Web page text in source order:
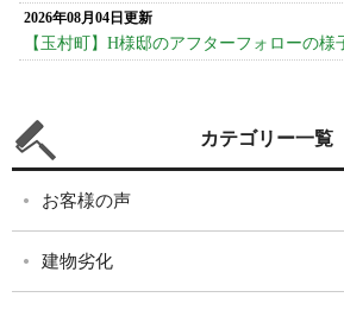
2026年08月04日更新
【玉村町】H様邸のアフターフォローの様
カテゴリー一覧
お客様の声
建物劣化